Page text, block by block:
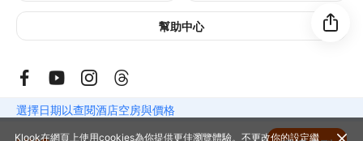
選擇日期以查閱酒店空房與價格
幫助中心
© 2014-2026Klook. All Rights Reserved. 旅行代理商牌照: 354005
Klook在網頁上使用cookies為你提供更佳瀏覽體驗。不更改你的設定繼